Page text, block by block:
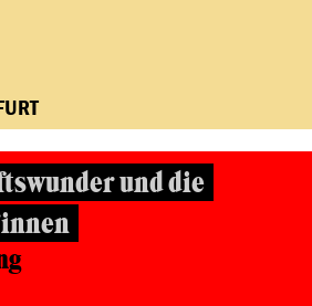
und die